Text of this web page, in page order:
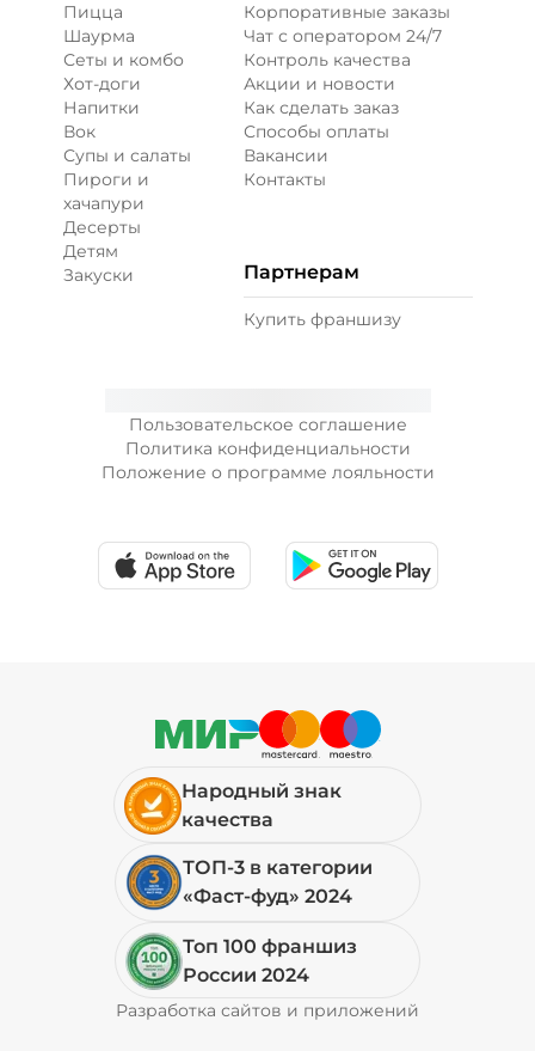
Пользовательское соглашение
Политика конфиденциальности
Положение о программе лояльности
Пицца
Шаурма
Сеты и комбо
Хот-доги
Напитки
Вок
Супы и салаты
Пироги и
хачапури
Десерты
Детям
Закуски
Корпоративные заказы
Чат с оператором 24/7
Контроль качества
Акции и новости
Как сделать заказ
Способы оплаты
Вакансии
Контакты
Партнерам
Купить франшизу
Народный знак
качества
ТОП-3 в категории
«Фаст-фуд» 2024
Топ 100 франшиз
России 2024
Разработка сайтов и приложений
Pyrobyte